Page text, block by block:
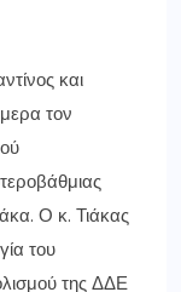
και
τον
Ο κ. Τιάκας
του
της ΔΔΕ